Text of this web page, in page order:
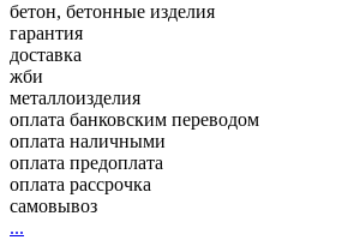
бетон, бетонные изделия
гарантия
доставка
жби
металлоизделия
оплата банковским переводом
оплата наличными
оплата предоплата
оплата рассрочка
самовывоз
...